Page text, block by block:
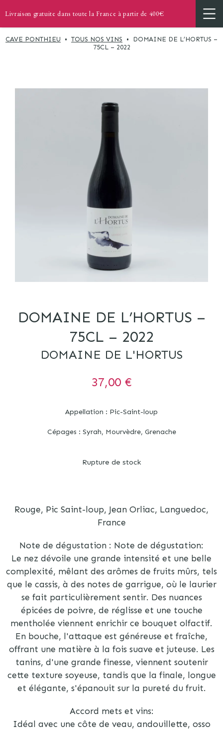
CAVE PONTHIEU • TOUS NOS VINS • DOMAINE DE L’HORTUS –
75CL – 2022
DOMAINE DE L’HORTUS –
75CL – 2022
DOMAINE DE L'HORTUS
37,00 €
Appellation : Pic-Saint-loup
Cépages : Syrah, Mourvèdre, Grenache
Rupture de stock
Rouge, Pic Saint-loup, Jean Orliac, Languedoc,
France
Note de dégustation : Note de dégustation:
Le nez dévoile une grande intensité et une belle
complexité, mêlant des arômes de fruits mûrs, tels
que le cassis, à des notes de garrigue, où le laurier
se fait particulièrement sentir. Des nuances
épicées de poivre, de réglisse et une touche
mentholée viennent enrichir ce bouquet olfactif.
En bouche, l'attaque est généreuse et fraîche,
offrant une matière à la fois suave et juteuse. Les
tanins, d'une grande finesse, viennent soutenir
cette texture soyeuse, tandis que la finale, longue
et élégante, s'épanouit sur la pureté du fruit.
Accord mets et vins:
Idéal avec une côte de veau, andouillette, osso